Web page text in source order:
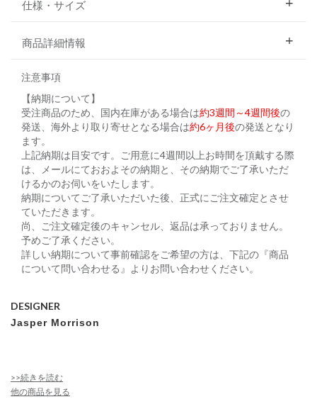
仕様・サイズ
商品詳細情報
注意事項
【納期について】
受注商品のため、国内在庫がある場合は約3週間～4週間後の
発送、海外より取り寄せとなる場合は約6ヶ月後の発送となり
ます。
上記納期は目安です。ご用意に4週間以上お時間を頂戴する際
は、メールにておおよその納期と、その納期でご了承いただ
けるかのお伺いをいたします。
納期についてご了承いただいた後、正式にご注文確定とさせ
ていただきます。
尚、ご注文確定後のキャンセル、返品は承っておりません。
予めご了承ください。
詳しい納期について事前確認をご希望の方は、下記の『商品
について問い合わせる』よりお問い合わせください。
DESIGNER
Jasper Morrison
>>続きを読む
他の商品を見る